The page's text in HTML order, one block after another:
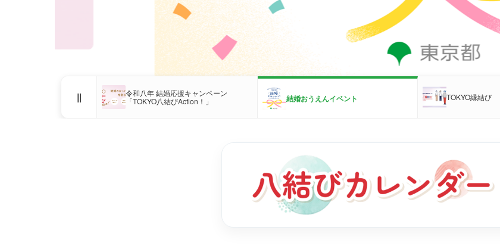
||
令和八年 結婚応援キャンペーン
「TOKYO八結びAction！」
結婚おうえんイベント TOKYO縁結び